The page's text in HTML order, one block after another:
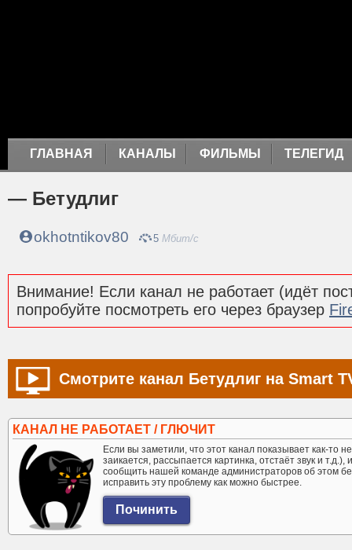
ГЛАВНАЯ КАНАЛЫ ФИЛЬМЫ ТЕЛЕГИД
— Бетудлиг
okhotntikov80 5 Мбит/с
Внимание! Если канал не работает (идёт
попробуйте посмотреть его через браузер
Смотрите канал Бетудлиг на Smart
КАНАЛ НЕ РАБОТАЕТ / ГЛЮЧИТ
Если вы заметили, что этот канал показывает как-то
заикается, рассыпается картинка, отстаёт звук и
сообщить нашей команде администраторов об этом
исправить эту проблему как можно быстрее.